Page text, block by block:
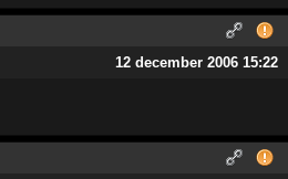
12 december 2006 15:22